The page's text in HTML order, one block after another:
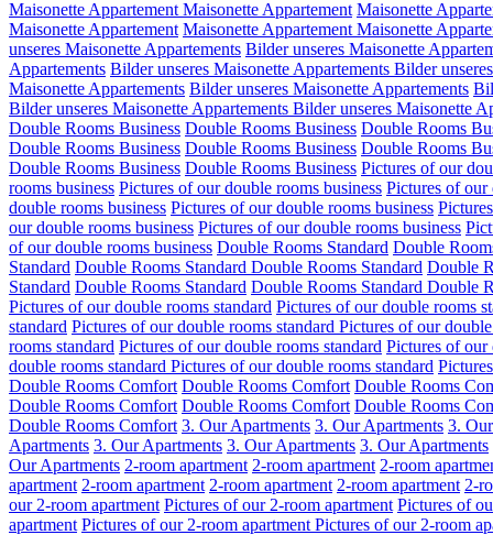
Maisonette Appartement Maisonette Appartement Maisonette
Maisonette Appartement Maisonette Appartement Maisonette
unseres Maisonette Appartements Bilder unseres Maisonette
Appartements Bilder unseres Maisonette Appartements Bilder
Maisonette Appartements Bilder unseres Maisonette Appartements
Bilder unseres Maisonette Appartements Bilder unseres Maisonette
Double Rooms Business Double Rooms Business Double Rooms
Double Rooms Business Double Rooms Business Double Rooms
Double Rooms Business Double Rooms Business Pictures of our
rooms business Pictures of our double rooms business Pictures of our
double rooms business Pictures of our double rooms business
our double rooms business Pictures of our double rooms business
of our double rooms business Double Rooms Standard Double
Standard Double Rooms Standard Double Rooms Standard Double
Standard Double Rooms Standard Double Rooms Standard Double
Pictures of our double rooms standard Pictures of our double rooms
standard Pictures of our double rooms standard Pictures of our
rooms standard Pictures of our double rooms standard Pictures of our
double rooms standard Pictures of our double rooms standard
Double Rooms Comfort Double Rooms Comfort Double Rooms
Double Rooms Comfort Double Rooms Comfort Double Rooms
Double Rooms Comfort 3. Our Apartments 3. Our Apartments 3.
Apartments 3. Our Apartments 3. Our Apartments 3. Our Apartments
Our Apartments 2-room apartment 2-room apartment 2-room
apartment 2-room apartment 2-room apartment 2-room apartment 2-
our 2-room apartment Pictures of our 2-room apartment Pictures of
apartment Pictures of our 2-room apartment Pictures of our 2-room